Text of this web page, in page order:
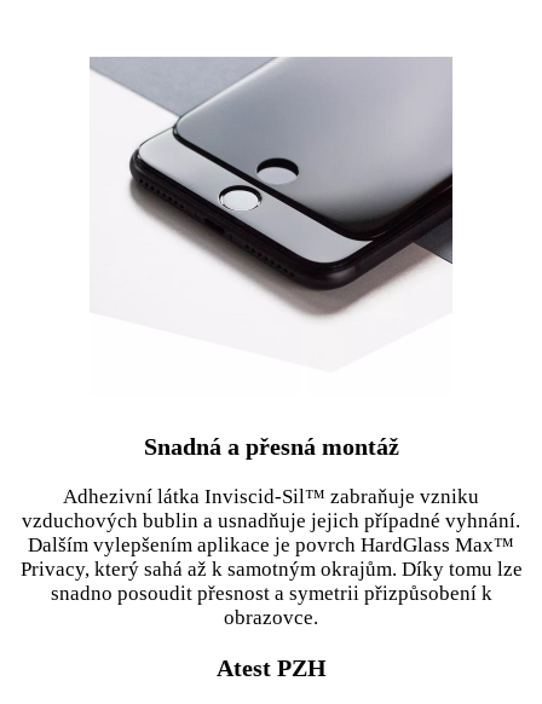
Snadná a přesná montáž
Adhezivní látka Inviscid-Sil™ zabraňuje vzniku
vzduchových bublin a usnadňuje jejich případné vyhnání.
Dalším vylepšením aplikace je povrch HardGlass Max™
Privacy, který sahá až k samotným okrajům. Díky tomu lze
snadno posoudit přesnost a symetrii přizpůsobení k
obrazovce.
Atest PZH